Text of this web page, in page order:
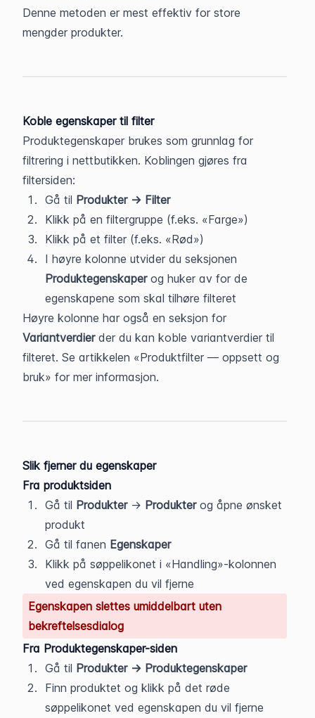
Denne metoden er mest effektiv for store
mengder produkter.
Koble egenskaper til filter
Produktegenskaper brukes som grunnlag for
filtrering i nettbutikken. Koblingen gjøres fra
filtersiden:
Gå til Produkter → Filter
Klikk på en filtergruppe (f.eks. «Farge»)
Klikk på et filter (f.eks. «Rød»)
Produktegenskaper og huker av for de
egenskapene som skal tilhøre filteret
Variantverdier der du kan koble variantverdier til
filteret. Se artikkelen «Produktfilter — oppsett og
bruk» for mer informasjon.
Slik fjerner du egenskaper
Fra produktsiden
Gå til Produkter → Produkter og åpne ønsket
produkt
Gå til fanen Egenskaper
Klikk på søppelikonet i «Handling»-kolonnen
ved egenskapen du vil fjerne
Egenskapen slettes umiddelbart uten
bekreftelsesdialog
Fra Produktegenskaper-siden
Gå til Produkter → Produktegenskaper
Finn produktet og klikk på det røde
søppelikonet ved egenskapen du vil fjerne